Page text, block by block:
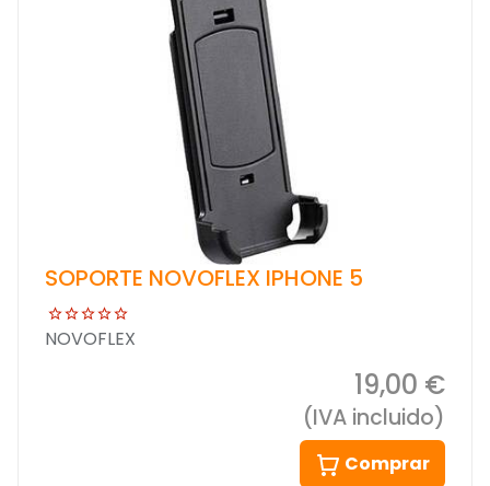
SOPORTE NOVOFLEX IPHONE 5
NOVOFLEX
19,00 €
(IVA incluido)
Comprar